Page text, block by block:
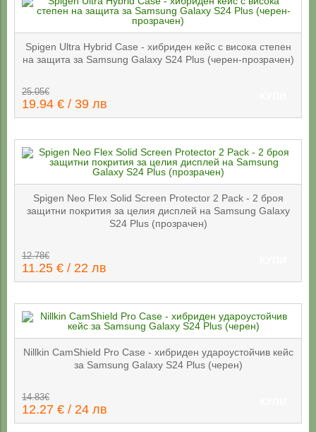
Spigen Ultra Hybrid Case - хибриден кейс с висока степен
на защита за Samsung Galaxy S24 Plus (черен-прозрачен)
25.05€
19.94 € / 39 лв
Spigen Neo Flex Solid Screen Protector 2 Pack - 2 броя
защитни покрития за целия дисплей на Samsung Galaxy
S24 Plus (прозрачен)
12.78€
11.25 € / 22 лв
Nillkin CamShield Pro Case - хибриден удароустойчив кейс
за Samsung Galaxy S24 Plus (черен)
14.83€
12.27 € / 24 лв